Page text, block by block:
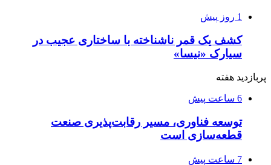
1 روز پیش
کشف یک قمر ناشناخته با ساختاری عجیب در
سیارک «نیسا»
پربازدید هفته
6 ساعت پیش
توسعه فناوری، مسیر رقابت‌پذیری صنعت
قطعه‌سازی است
7 ساعت پیش